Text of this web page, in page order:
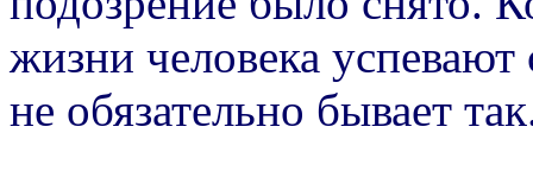
жизни человека успевают
не обязательно бывает